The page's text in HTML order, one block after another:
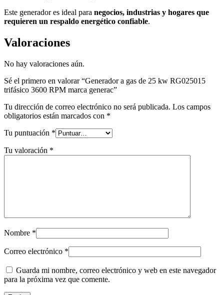
Este generador es ideal para negocios, industrias y hogares que
requieren un respaldo energético confiable.
Valoraciones
No hay valoraciones aún.
Sé el primero en valorar “Generador a gas de 25 kw RG025015
trifásico 3600 RPM marca generac”
Tu dirección de correo electrónico no será publicada. Los campos
obligatorios están marcados con *
Tu puntuación *
Tu valoración *
Nombre *
Correo electrónico *
Guarda mi nombre, correo electrónico y web en este navegador
para la próxima vez que comente.